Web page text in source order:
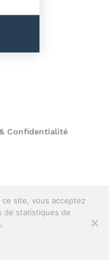
Confidentialité
site, vous acceptez
de statistiques de